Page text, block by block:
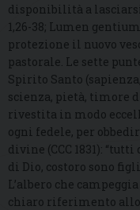
disponibilità a
1,26-38; Lumen
protezione il nuovo
pastorale. Le sette
Spirito Santo
scienza, pietà, timore
rivestita in modo
ogni fedele, per
divine (CCC 1831):
di Dio, costoro sono figli
L’albero che
chiaro riferimento